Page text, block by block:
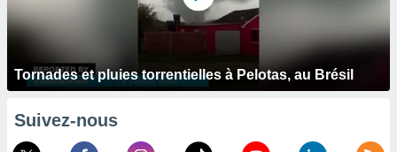
Tornades et pluies torrentielles à Pelotas, au Brésil
Suivez-nous